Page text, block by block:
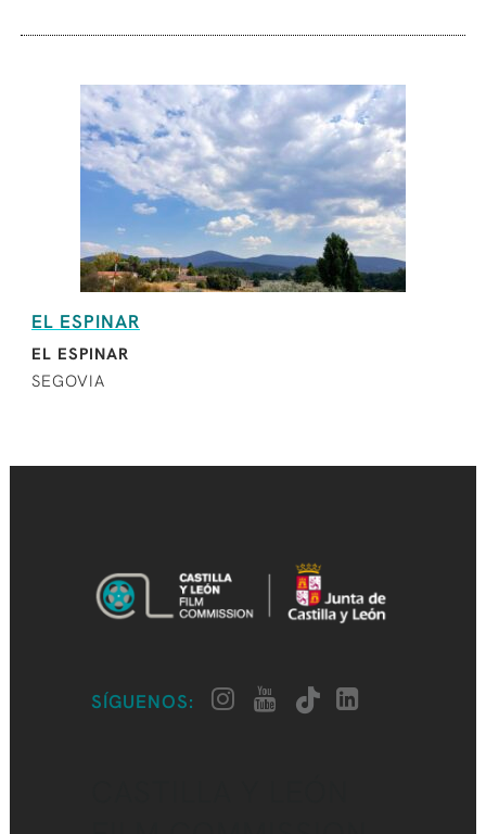
EL ESPINAR
EL ESPINAR
SEGOVIA
SÍGUENOS: